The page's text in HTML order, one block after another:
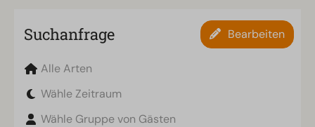
Suchanfrage Bearbeiten
Alle Arten
Wähle Zeitraum
Wähle Gruppe von Gästen